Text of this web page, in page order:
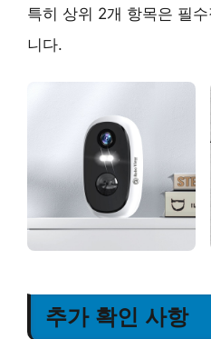
특히 상위 2개 항목은 필
니다.
추가 확인 사항